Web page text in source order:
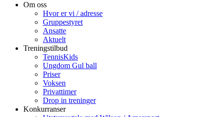
Om oss
Hvor er vi / adresse
Gruppestyret
Ansatte
Aktuelt
Treningstilbud
TennisKids
Ungdom Gul ball
Priser
Voksen
Privattimer
Drop in treninger
Konkurranser